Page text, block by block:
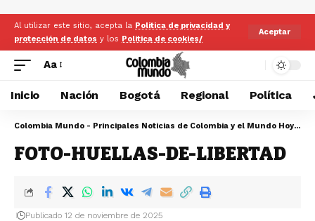
Al utilizar este sitio, acepta la Politica de privacidad y
protección de datos y los Politica de cookies/
Aceptar
Aa
Inicio Nación Bogotá Regional Política
Colombia Mundo - Principales Noticias de Colombia y el Mundo Hoy
>
FOTO-HUELLAS-DE-LIBERTAD
Publicado 12 de noviembre de 2025